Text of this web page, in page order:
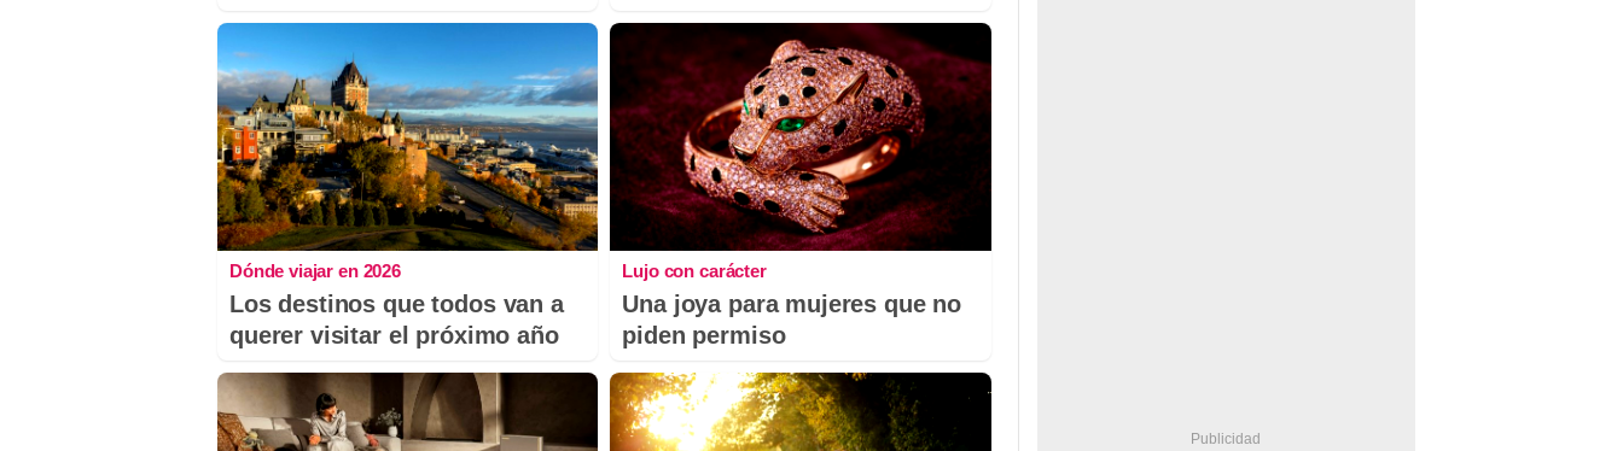
Dónde viajar en 2026
Los destinos que todos van a
querer visitar el próximo año
Lujo con carácter
Una joya para mujeres que no
piden permiso